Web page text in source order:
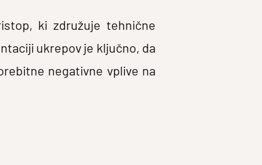
ki združuje tehnične
ukrepov je ključno, da
negativne vplive na